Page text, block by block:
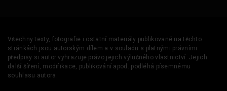
Všechny texty, fotografie i ostatní materiály publikované na těchto
stránkách jsou autorským dílem a v souladu s platnými právními
předpisy si autor vyhrazuje právo jejich výlučného vlastnictví. Jejich
další šíření, modifikace, publikování apod. podléhá písemnému
souhlasu autora.